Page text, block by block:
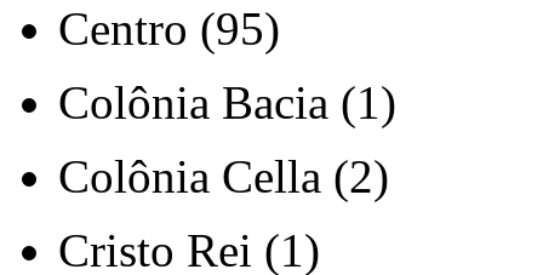
Centro (95)
Colônia Bacia (1)
Colônia Cella (2)
Cristo Rei (1)